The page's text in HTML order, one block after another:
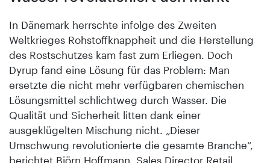
In Dänemark herrschte infolge des Zweiten
Weltkrieges Rohstoffknappheit und die Herstellung
des Rostschutzes kam fast zum Erliegen. Doch
Dyrup fand eine Lösung für das Problem: Man
ersetzte die nicht mehr verfügbaren chemischen
Lösungsmittel schlichtweg durch Wasser. Die
Qualität und Sicherheit litten dank einer
ausgeklügelten Mischung nicht. „Dieser
Umschwung revolutionierte die gesamte Branche“,
berichtet Björn Hoffmann, Sales Director Retail